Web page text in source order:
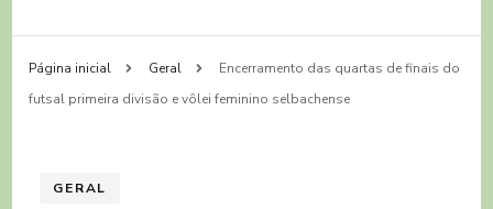
Página inicial Geral
Encerramento das quartas de finais do
futsal primeira divisão e vôlei feminino selbachense
GERAL